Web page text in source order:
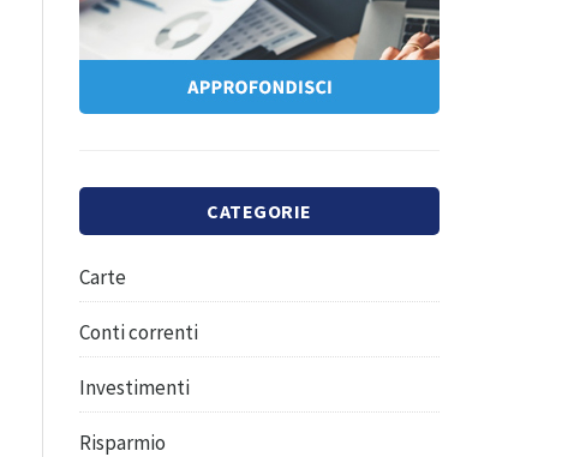
CATEGORIE
Carte
Conti correnti
Investimenti
Risparmio